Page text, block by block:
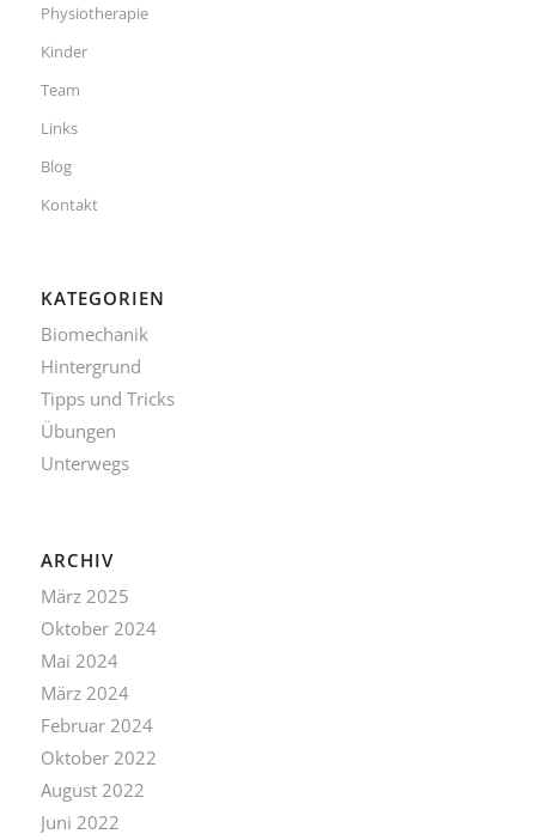
Physiotherapie
Kinder
Team
Links
Blog
Kontakt
KATEGORIEN
Biomechanik
Hintergrund
Tipps und Tricks
Übungen
Unterwegs
ARCHIV
März 2025
Oktober 2024
Mai 2024
März 2024
Februar 2024
Oktober 2022
August 2022
Juni 2022